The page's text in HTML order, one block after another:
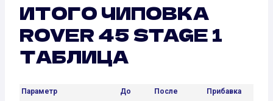
ИТОГО ЧИПОВКА
ROVER 45 STAGE 1
ТАБЛИЦА
Параметр До После Прибавка